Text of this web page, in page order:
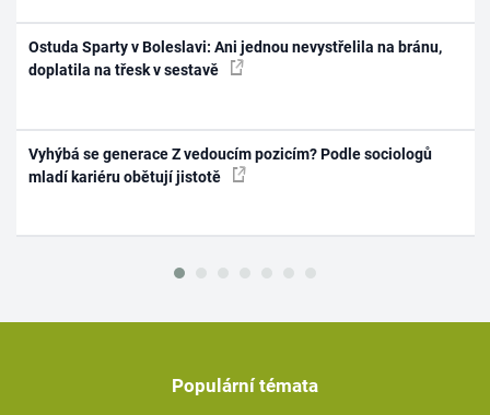
Ostuda Sparty v Boleslavi: Ani jednou nevystřelila na bránu,
doplatila na třesk v sestavě
Vyhýbá se generace Z vedoucím pozicím? Podle sociologů
mladí kariéru obětují jistotě
Populární témata